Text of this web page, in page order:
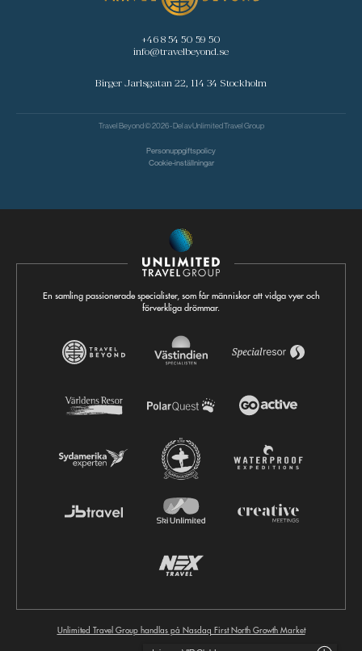
+46 8 54 50 59 50
info@travelbeyond.se
Birger Jarlsgatan 22, 114 34 Stockholm
Travel Beyond © 2026 - Del avUnlimited Travel Group
Personuppgiftspolicy
Cookie-inställningar
En samling passionerade specialister, som får människor att vidga vyer och
förverkliga drömmar.
Unlimited Travel Group handlas på Nasdaq First North Growth Market